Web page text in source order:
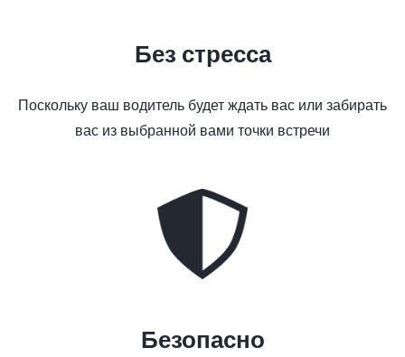
Без стресса
Поскольку ваш водитель будет ждать вас или забирать
вас из выбранной вами точки встречи
Безопасно